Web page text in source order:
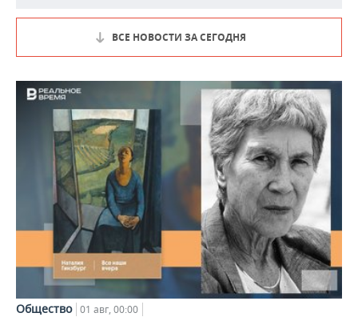
ВСЕ НОВОСТИ ЗА СЕГОДНЯ
Общество 01 авг, 00:00